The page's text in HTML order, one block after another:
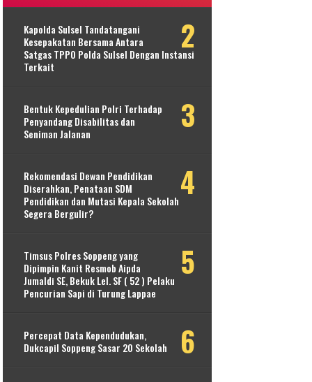
Kapolda Sulsel Tandatangani
Kesepakatan Bersama Antara
Satgas TPPO Polda Sulsel Dengan Instansi
Terkait
Bentuk Kepedulian Polri Terhadap
Penyandang Disabilitas dan
Seniman Jalanan
Rekomendasi Dewan Pendidikan
Diserahkan, Penataan SDM
Pendidikan dan Mutasi Kepala Sekolah
Segera Bergulir?
Timsus Polres Soppeng yang
Dipimpin Kanit Resmob Aipda
Jumaldi SE, Bekuk Lel. SF ( 52 ) Pelaku
Pencurian Sapi di Turung Lappae
Percepat Data Kependudukan,
Dukcapil Soppeng Sasar 20 Sekolah